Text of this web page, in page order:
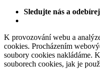
Sledujte nás a
K provozování webu a
cookies. Procházením
soubory cookies nakládáme.
souborech cookies, jak je